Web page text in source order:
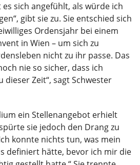
es sich angefühlt, als würde ich
gibt sie zu. Sie entschied sich
Ordensjahr bei einem
in Wien – um sich zu
nicht zu ihr passe. Das
nie so sicher, dass ich
dieser Zeit“, sagt Schwester
ein Stellenangebot erhielt
sie jedoch den Drang zu
konnte nichts tun, was mein
definiert hätte, bevor ich mir die